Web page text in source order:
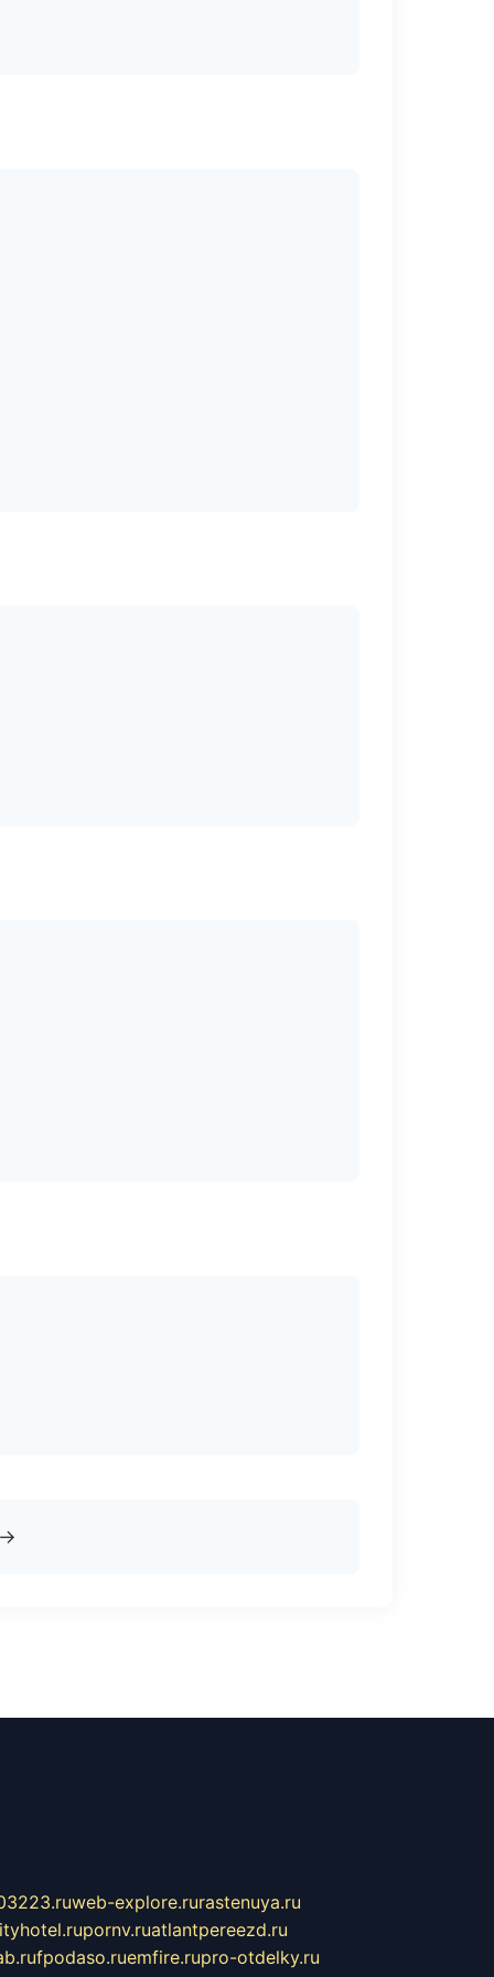
web-explore.rurastenuya.ru
pornv.ruatlantpereezd.ru
fpodaso.ruemfire.rupro-otdelky.ru